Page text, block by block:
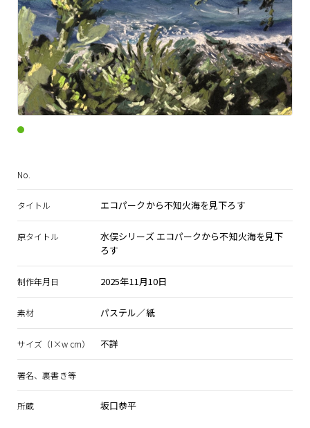
No.
タイトル エコパークから不知火海を見下ろす
原タイトル
水俣シリーズ エコパークから不知火海を見下
ろす
制作年月日 2025年11月10日
素材 パステル／紙
サイズ（I×w cm） 不詳
署名、裏書き等
所蔵 坂口恭平